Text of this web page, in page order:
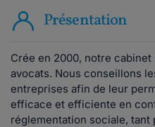
Présentation
Crée en 2000, notre
avocats. Nous conseillons
entreprises afin de leur
efficace et efficiente en
réglementation sociale,